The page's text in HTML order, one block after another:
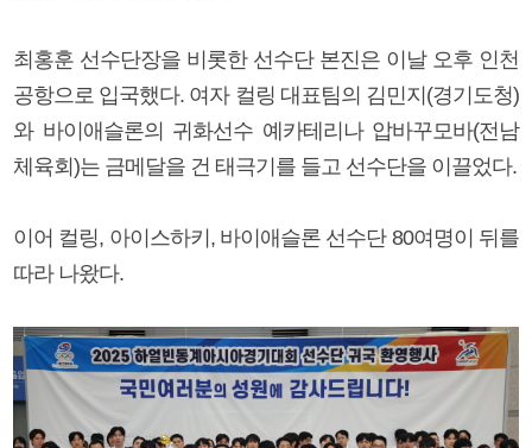
최홍훈 선수단장을 비롯한 선수단 본진은 이날 오후 인천
공항으로 입국했다. 여자 컬링 대표팀의 김민지(경기도청)
와 바이애슬론의 귀화선수 예카테리나 압바꾸모바(전남
체육회)는 금메달을 건 태극기를 들고 선수단을 이끌었다.
이어 컬링, 아이스하키, 바이애슬론 선수단 80여명이 뒤를
따라 나왔다.